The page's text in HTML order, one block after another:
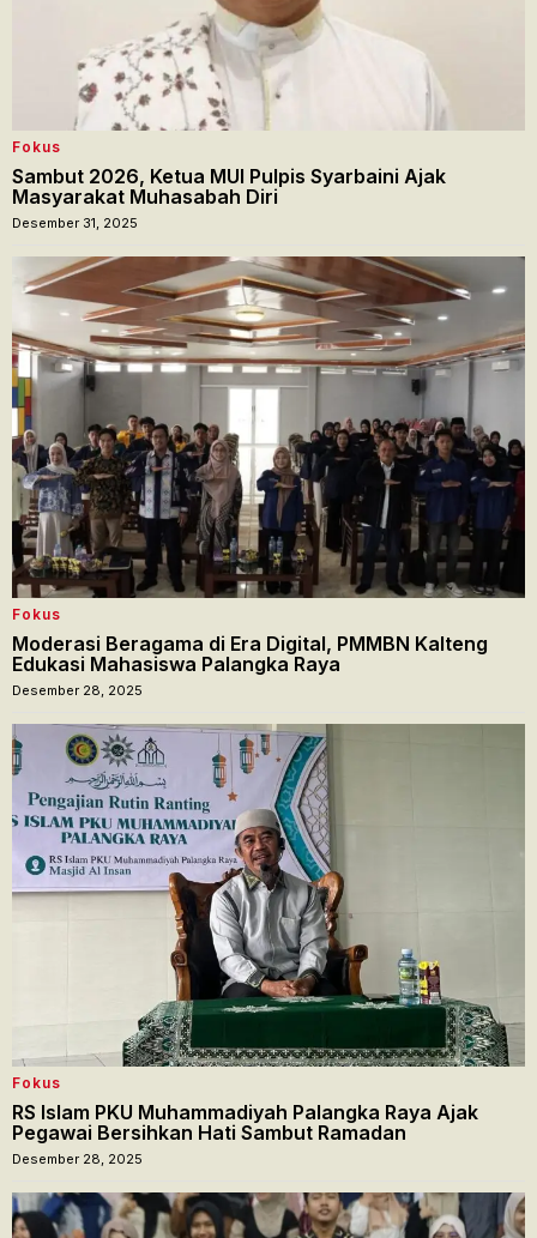
Fokus
Sambut 2026, Ketua MUI Pulpis Syarbaini Ajak
Masyarakat Muhasabah Diri
Desember 31, 2025
Fokus
Moderasi Beragama di Era Digital, PMMBN Kalteng
Edukasi Mahasiswa Palangka Raya
Desember 28, 2025
Fokus
RS Islam PKU Muhammadiyah Palangka Raya Ajak
Pegawai Bersihkan Hati Sambut Ramadan
Desember 28, 2025